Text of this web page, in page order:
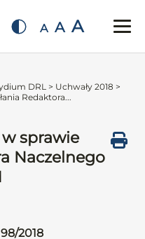
A A A
DRL > Uchwały 2018 >
Redaktora...
w sprawie
Naczelnego
2018